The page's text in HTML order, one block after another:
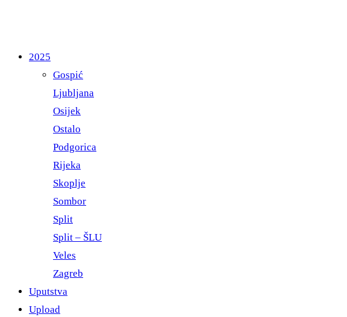
2025
Gospić
Ljubljana
Osijek
Ostalo
Podgorica
Rijeka
Skoplje
Sombor
Split
Split – ŠLU
Veles
Zagreb
Uputstva
Upload